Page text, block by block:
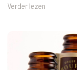
Verder lezen